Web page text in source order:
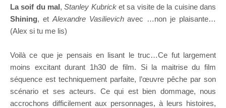
La soif du mal,Stanley Kubricket sa visite de la cuisine dans
Shining, et Alexandre Vasilievichavec …non je plaisante…
(Alex si tu me lis)
Voilà ce que je pensais en lisant le truc…Ce fut largement
moins excitant durant 1h30 de film. Si la maitrise du film
séquence est techniquement parfaite, l’œuvre pêche par son
scénario et ses acteurs. Ce qui est bien dommage, nous
accrochons difficilement aux personnages, à leurs histoires,